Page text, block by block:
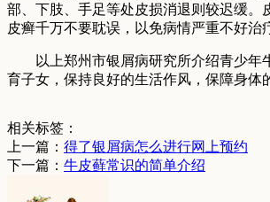
部、下肢、手足等处皮损消退则较迟缓
皮癣千万不要耽误，以免病情严重不好治
以上郑州市银屑病研究所介绍青少年牛
育子女，保持良好的生活作风，保障身体
相关标签：
上一篇： 得了银屑病怎么进行网上预约
下一篇： 牛皮藓常识的简单介绍